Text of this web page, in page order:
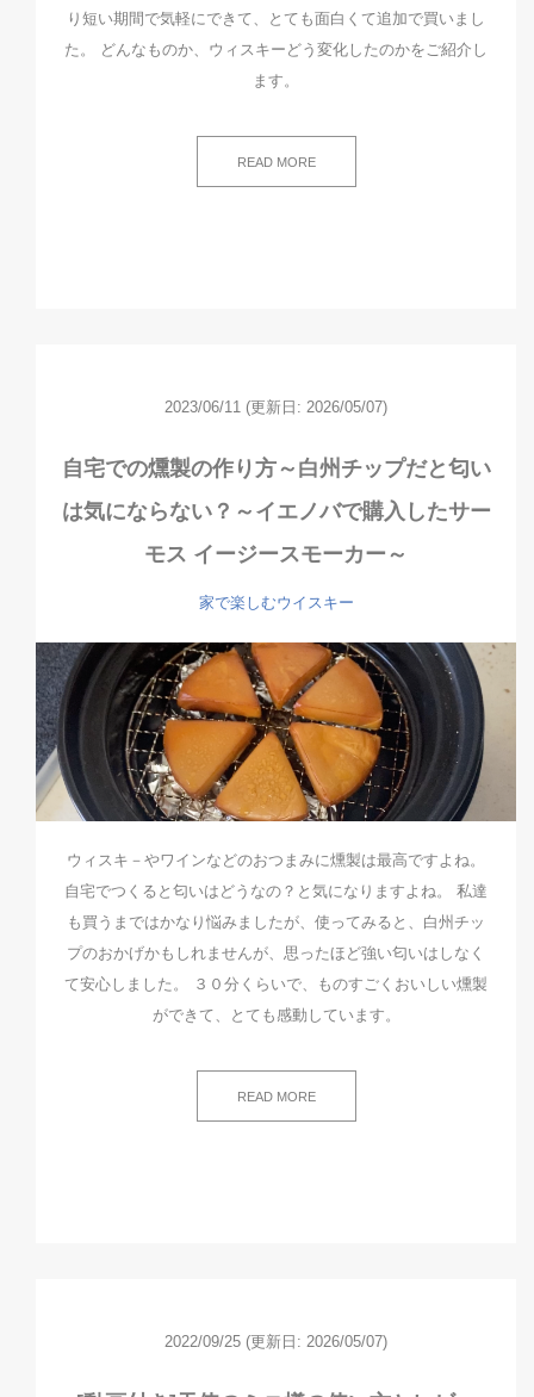
り短い期間で気軽にできて、とても面白くて追加で買いまし
た。 どんなものか、ウィスキーどう変化したのかをご紹介し
ます。
READ MORE
2023/06/11 (更新日: 2026/05/07)
自宅での燻製の作り方～白州チップだと匂い
は気にならない？～イエノバで購入したサー
モス イージースモーカー～
家で楽しむウイスキー
ウィスキ－やワインなどのおつまみに燻製は最高ですよね。
自宅でつくると匂いはどうなの？と気になりますよね。 私達
も買うまではかなり悩みましたが、使ってみると、白州チッ
プのおかげかもしれませんが、思ったほど強い匂いはしなく
て安心しました。 ３０分くらいで、ものすごくおいしい燻製
ができて、とても感動しています。
READ MORE
2022/09/25 (更新日: 2026/05/07)